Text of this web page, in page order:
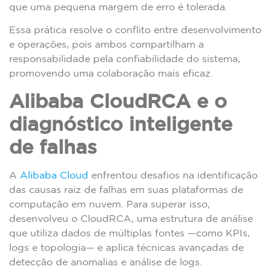
que uma pequena margem de erro é tolerada.
Essa prática resolve o conflito entre desenvolvimento
e operações, pois ambos compartilham a
responsabilidade pela confiabilidade do sistema,
promovendo uma colaboração mais eficaz.
Alibaba CloudRCA e o
diagnóstico inteligente
de falhas
A Alibaba Cloud enfrentou desafios na identificação
das causas raiz de falhas em suas plataformas de
computação em nuvem. Para superar isso,
desenvolveu o CloudRCA, uma estrutura de análise
que utiliza dados de múltiplas fontes —como KPIs,
logs e topologia— e aplica técnicas avançadas de
detecção de anomalias e análise de logs.